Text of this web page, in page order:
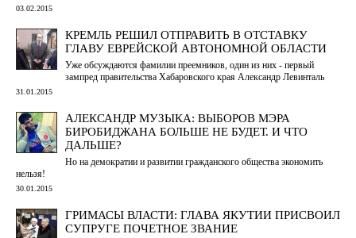
03.02.2015
КРЕМЛЬ РЕШИЛ ОТПРАВИТЬ В ОТСТАВКУ
ГЛАВУ ЕВРЕЙСКОЙ АВТОНОМНОЙ ОБЛАСТИ
Уже обсуждаются фамилии преемников, один из них - первый
зампред правительства Хабаровского края Александр Левинталь
31.01.2015
АЛЕКСАНДР МУЗЫКА: ВЫБОРОВ МЭРА
БИРОБИДЖАНА БОЛЬШЕ НЕ БУДЕТ. И ЧТО
ДАЛЬШЕ?
Но на демократии и развитии гражданского общества экономить
нельзя!
30.01.2015
ГРИМАСЫ ВЛАСТИ: ГЛАВА ЯКУТИИ ПРИСВОИЛ
СУПРУГЕ ПОЧЕТНОЕ ЗВАНИЕ